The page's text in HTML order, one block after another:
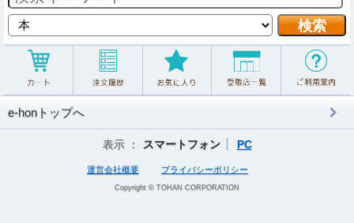
e-honトップへ
表示 ： スマートフォン PC
運営会社概要 プライバシーポリシー
Copyright © TOHAN CORPORATION